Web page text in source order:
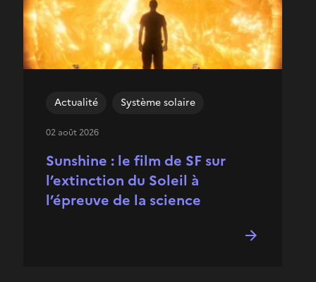
Sunshine : le film de SF sur
l’extinction du Soleil à
l’épreuve de la science
Actualité Système solaire
02 août 2026